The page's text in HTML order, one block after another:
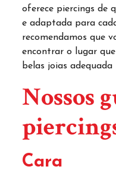
oferece piercings de
e adaptada para
recomendamos que
encontrar o lugar
belas joias
Nossos
Cara